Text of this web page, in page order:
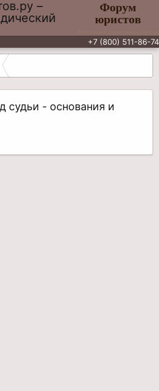
Форум
юристов
+7 (800) 511-86-74
судьи - основания и